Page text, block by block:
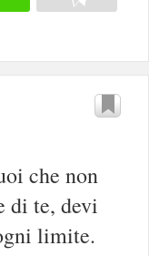
che non
di te, devi
limite.